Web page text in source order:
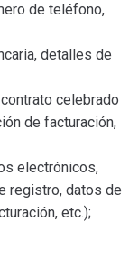
de teléfono,
detalles de
celebrado
de facturación,
electrónicos,
registro, datos de
etc.);